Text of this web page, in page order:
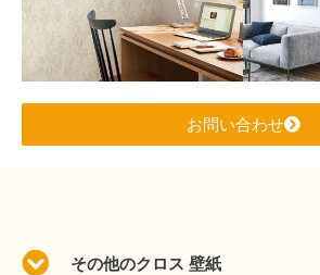
お問い合わせ
その他のクロス 壁紙